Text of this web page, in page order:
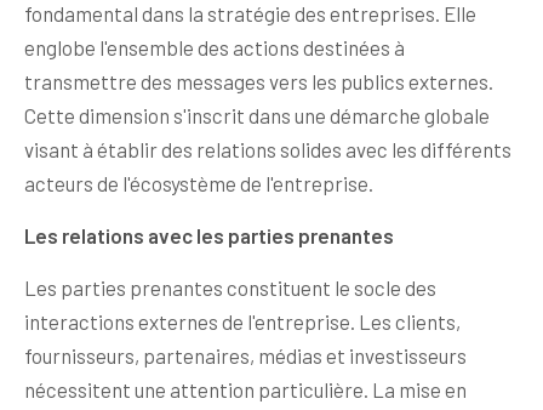
fondamental dans la stratégie des entreprises. Elle
englobe l'ensemble des actions destinées à
transmettre des messages vers les publics externes.
Cette dimension s'inscrit dans une démarche globale
visant à établir des relations solides avec les différents
acteurs de l'écosystème de l'entreprise.
Les relations avec les parties prenantes
Les parties prenantes constituent le socle des
interactions externes de l'entreprise. Les clients,
fournisseurs, partenaires, médias et investisseurs
nécessitent une attention particulière. La mise en